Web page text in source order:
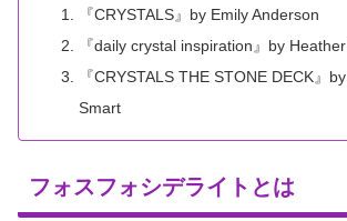
『CRYSTALS』by Emily Anderson
『daily crystal inspiration』by
『CRYSTALS THE STONE DECK』
Smart
フォスフォシデライトとは